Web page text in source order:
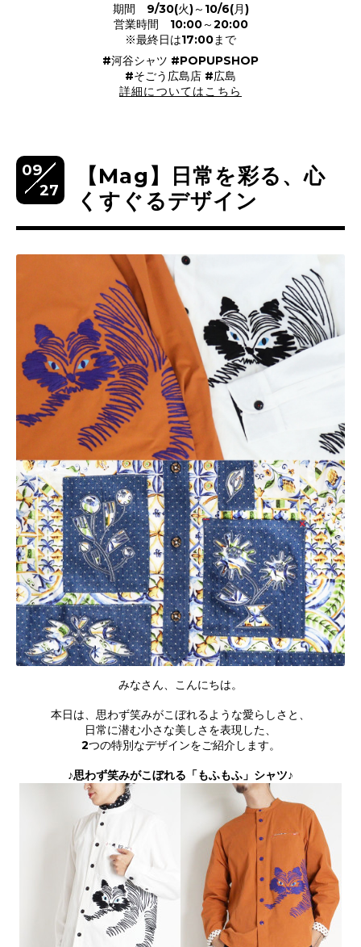
期間 9/30(火)～10/6(月)
営業時間 10:00～20:00
※最終日は17:00まで
#河谷シャツ #POPUPSHOP
#そごう広島店 #広島
詳細についてはこちら
09
27
【Mag】日常を彩る、心
くすぐるデザイン
みなさん、こんにちは。
本日は、思わず笑みがこぼれるような愛らしさと、
日常に潜む小さな美しさを表現した、
2つの特別なデザインをご紹介します。
♪思わず笑みがこぼれる「もふもふ」シャツ♪